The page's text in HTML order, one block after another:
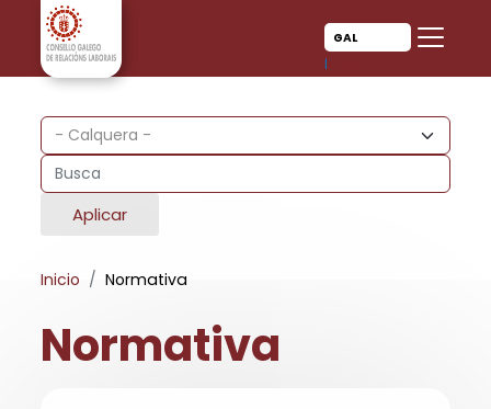
Ir o contido principal
GAL
Aplicar
Inicio Normativa
Normativa